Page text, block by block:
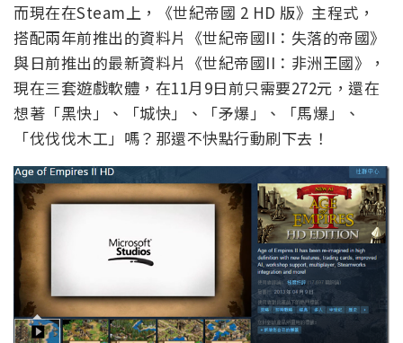
而現在在Steam上，《世紀帝國 2 HD 版》主程式，
搭配兩年前推出的資料片《世紀帝國II：失落的帝國》
與日前推出的最新資料片《世紀帝國II：非洲王國》，
現在三套遊戲軟體，在11月9日前只需要272元，還在
想著「黑快」、「城快」、「矛爆」、「馬爆」、
「伐伐伐木工」嗎？那還不快點行動刷下去！